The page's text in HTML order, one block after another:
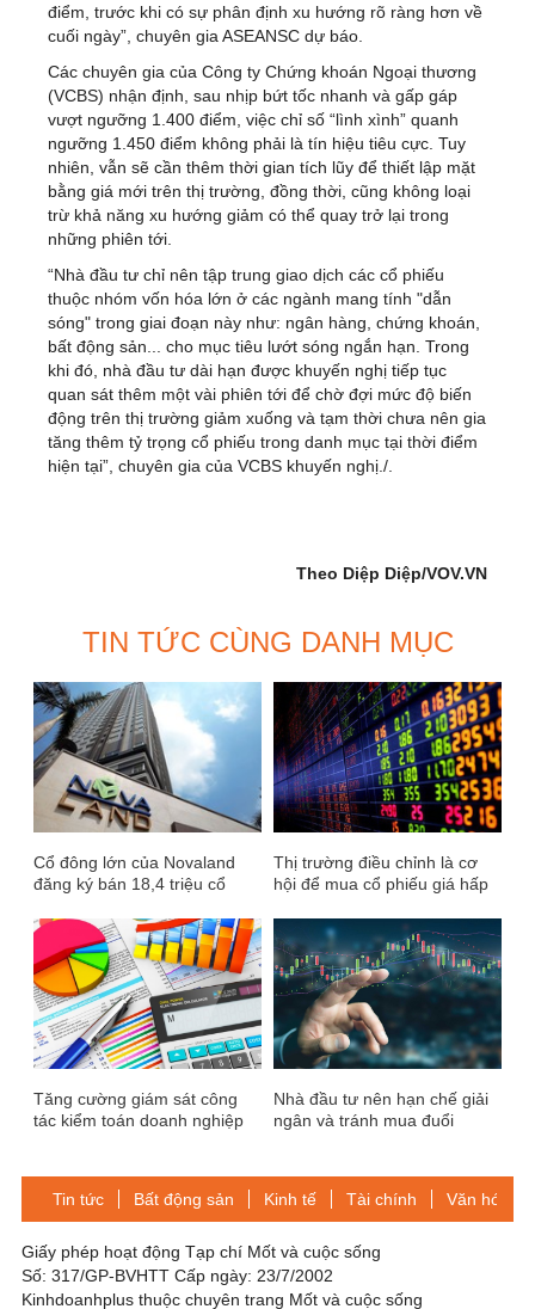
điểm, trước khi có sự phân định xu hướng rõ ràng hơn về
cuối ngày”, chuyên gia ASEANSC dự báo.
Các chuyên gia của Công ty Chứng khoán Ngoại thương
(VCBS) nhận định, sau nhịp bứt tốc nhanh và gấp gáp
vượt ngưỡng 1.400 điểm, việc chỉ số “lình xình” quanh
ngưỡng 1.450 điểm không phải là tín hiệu tiêu cực. Tuy
nhiên, vẫn sẽ cần thêm thời gian tích lũy để thiết lập mặt
bằng giá mới trên thị trường, đồng thời, cũng không loại
trừ khả năng xu hướng giảm có thể quay trở lại trong
những phiên tới.
“Nhà đầu tư chỉ nên tập trung giao dịch các cổ phiếu
thuộc nhóm vốn hóa lớn ở các ngành mang tính "dẫn
sóng" trong giai đoạn này như: ngân hàng, chứng khoán,
bất động sản... cho mục tiêu lướt sóng ngắn hạn. Trong
khi đó, nhà đầu tư dài hạn được khuyến nghị tiếp tục
quan sát thêm một vài phiên tới để chờ đợi mức độ biến
động trên thị trường giảm xuống và tạm thời chưa nên gia
tăng thêm tỷ trọng cổ phiếu trong danh mục tại thời điểm
hiện tại”, chuyên gia của VCBS khuyến nghị./.
Theo Diệp Diệp/VOV.VN
TIN TỨC CÙNG DANH MỤC
Cổ đông lớn của Novaland
đăng ký bán 18,4 triệu cổ
Thị trường điều chỉnh là cơ
hội để mua cổ phiếu giá hấp
Tăng cường giám sát công
tác kiểm toán doanh nghiệp
Nhà đầu tư nên hạn chế giải
ngân và tránh mua đuổi
Tin tức Bất động sản Kinh tế Tài chính Văn hóa-
Giấy phép hoạt động Tạp chí Mốt và cuộc sống
Số: 317/GP-BVHTT Cấp ngày: 23/7/2002
Kinhdoanhplus thuộc chuyên trang Mốt và cuộc sống